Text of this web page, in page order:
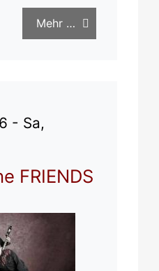
Mehr …
- Sa,
FRIENDS